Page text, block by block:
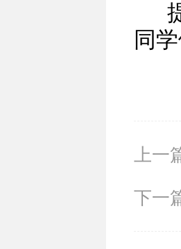
提
同
上一
下一